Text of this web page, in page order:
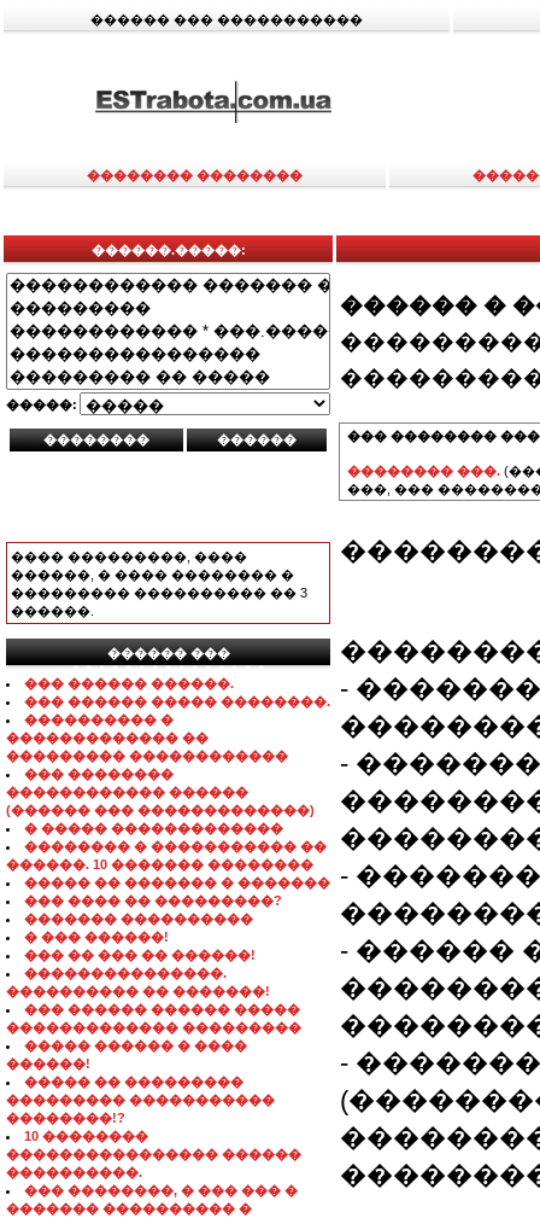
������ ��� �����������
�������� ��������
������.�����:
�����:
���� ���������, ����
������, � ���� �������� �
��������� ���������� �� 3
������.
������ ���
���������������
��� ������ ������.
��� ������ ����� ��������.
���������� �
������������� ��
��������� ������������
��� ��������
������������ ������
(������ ��� �������������)
� ����� �������������
�������� � ����������� ��
������. 10 ������� ��������
����� �� ������� � �������
��� ���� �� ���������?
������� ����������
� ��� ������!
��� �� ��� �� ������!
���������������.
���������� �� �������!
��� ������ ������ �����
������������� ���������
����� ������ � ����
������!
����� �� ���������
��������� �����������
��������!?
10 ��������
���������������� ������
����������.
��� ��������, � ��� ��� �
������� ���������� �
������ �
��� ��������
�������� ���.
���, ���
-
-
-
- ������
-